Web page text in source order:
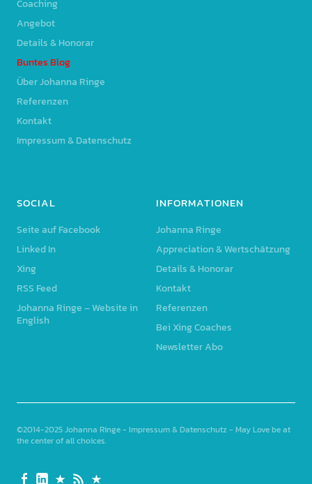
Coaching
Angebot
Details & Honorar
Buntes Blog
Über Johanna Ringe
Referenzen
Kontakt
Impressum & Datenschutz
SOCIAL
Seite auf Facebook
Linked In
Xing
RSS Feed
Johanna Ringe – Website in
English
INFORMATIONEN
Johanna Ringe
Appreciation & Wertschätzung
Details & Honorar
Kontakt
Referenzen
Bei Xing Coaches
Newsletter Abo
©2014-2025Johanna Ringe- Impressum & Datenschutz- May Love be at
the center of all choices